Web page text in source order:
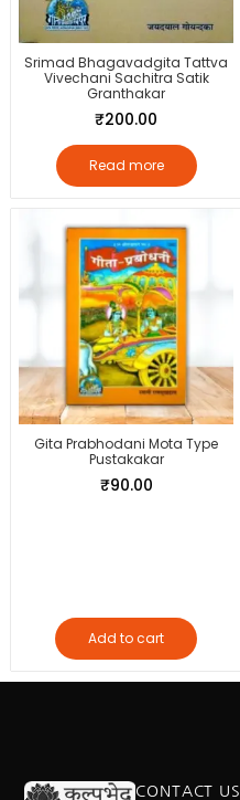
Srimad Bhagavadgita Tattva
Vivechani Sachitra Satik
Granthakar
₹200.00
Read more
Gita Prabhodani Mota Type
Pustakakar
₹90.00
Add to cart
CONTACT US